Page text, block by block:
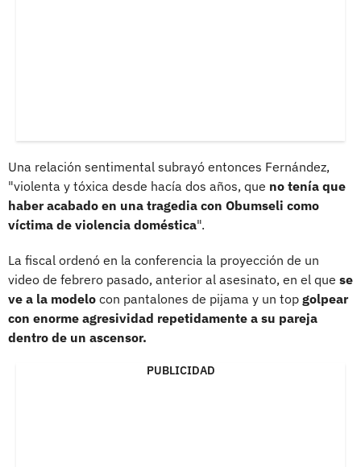
Una relación sentimental subrayó entonces Fernández,
"violenta y tóxica desde hacía dos años, que no tenía que
haber acabado en una tragedia con Obumseli como
víctima de violencia doméstica".
La fiscal ordenó en la conferencia la proyección de un
video de febrero pasado, anterior al asesinato, en el que se
ve a la modelo con pantalones de pijama y un top golpear
con enorme agresividad repetidamente a su pareja
dentro de un ascensor.
PUBLICIDAD